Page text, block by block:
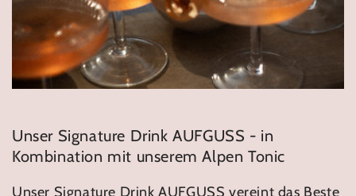
Unser Signature Drink AUFGUSS - in
Kombination mit unserem Alpen Tonic
Unser Signature Drink AUFGUSS vereint das Beste